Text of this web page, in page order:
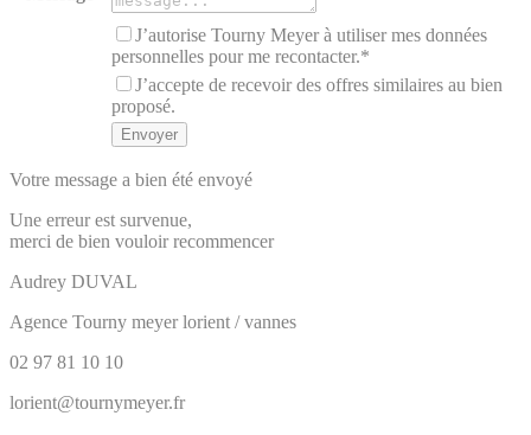
J’autorise Tourny Meyer à utiliser mes données
personnelles pour me recontacter.*
J’accepte de recevoir des offres similaires au bien
proposé.
Votre message a bien été envoyé
Une erreur est survenue,
merci de bien vouloir recommencer
Audrey DUVAL
Agence Tourny meyer lorient / vannes
02 97 81 10 10
lorient@tournymeyer.fr